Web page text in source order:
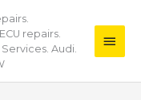
repairs.
Audi.
Main